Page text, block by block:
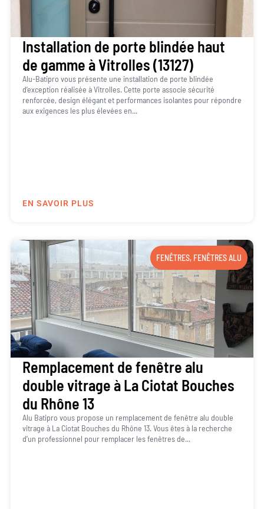
Installation de porte blindée haut
de gamme à Vitrolles (13127)
Alu-Batipro vous présente une installation de porte blindée
d’exception réalisée à Vitrolles. Cette porte associe sécurité
renforcée, design élégant et performances isolantes pour répondre
aux exigences les plus élevées en...
EN SAVOIR PLUS
FENÊTRES, FENÊTRES ALU
Remplacement de fenêtre alu
double vitrage à La Ciotat Bouches
du Rhône 13
Alu Batipro vous propose un remplacement de fenêtre alu double
vitrage à La Ciotat Bouches du Rhône 13. Vous êtes à la recherche
d’un professionnel pour remplacer les fenêtres de...